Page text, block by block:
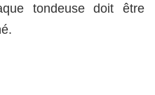
tondeuse doit être